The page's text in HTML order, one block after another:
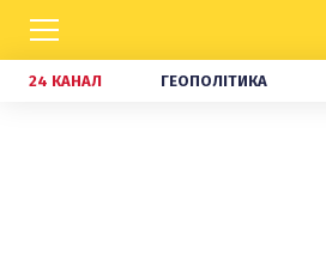
24 КАНАЛ ГЕОПОЛІТИКА